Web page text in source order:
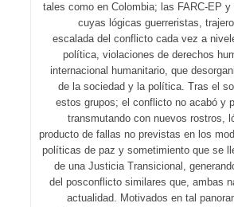
tales como en Colombia; las FARC-EP
cuyas lógicas guerreristas,
escalada del conflicto cada vez a
política, violaciones de derechos
internacional humanitario, que
de la sociedad y la política. Tras el
estos grupos; el conflicto no acabó y
transmutando con nuevos rostros,
producto de fallas no previstas en los
políticas de paz y sometimiento que se
de una Justicia Transicional,
del posconflicto similares que, ambas
actualidad. Motivados en tal